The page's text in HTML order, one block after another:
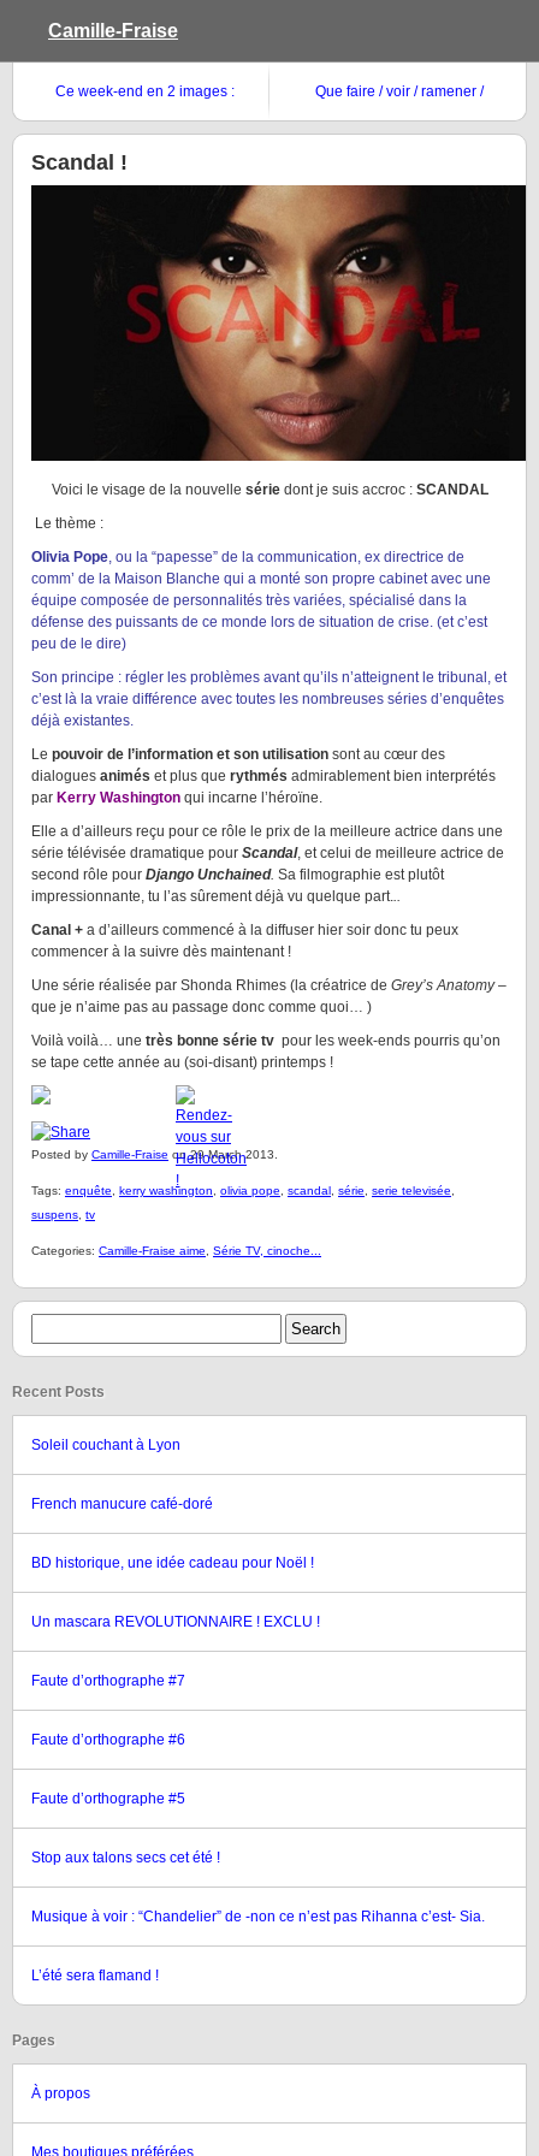
Camille-Fraise
Ce week-end en 2 images :
Que faire / voir / ramener /
Scandal !
Voici le visage de la nouvelle sériedont je suis accroc : SCANDAL
Le thème :
Olivia Pope, ou la “papesse” de la communication, ex directrice de
comm’ de la Maison Blanche qui a monté son propre cabinet avec une
équipe composée de personnalités très variées, spécialisé dans la
défense des puissants de ce monde lors de situation de crise. (et c’est
peu de le dire)
Son principe : régler les problèmes avant qu’ils n’atteignent le tribunal, et
c’est là la vraie différence avec toutes les nombreuses séries d’enquêtes
déjà existantes.
Le pouvoir de l’information et son utilisation sont au cœur des
dialogues animés et plus que rythmés admirablement bien interprétés
par Kerry Washington qui incarne l’héroïne.
Elle a d’ailleurs reçu pour ce rôle le prix de la meilleure actrice dans une
série télévisée dramatique pour Scandal, et celui de meilleure actrice de
second rôle pour Django Unchained. Sa filmographie est plutôt
impressionnante, tu l’as sûrement déjà vu quelque part...
Canal + a d’ailleurs commencé à la diffuser hier soir donc tu peux
commencer à la suivre dès maintenant !
Une série réalisée par Shonda Rhimes (la créatrice de Grey’s Anatomy–
que je n’aime pas au passage donc comme quoi… )
Voilà voilà… une très bonne série tv pour les week-ends pourris qu’on
se tape cette année au (soi-disant) printemps !
Posted by Camille-Fraise on 29 March 2013.
Tags: enquête kerry washington olivia pope scandal série serie televisée
suspens tv
Categories: Camille-Fraise aime Série TV, cinoche...
Recent Posts
Soleil couchant à Lyon
French manucure café-doré
BD historique, une idée cadeau pour Noël !
Un mascara REVOLUTIONNAIRE ! EXCLU !
Faute d’orthographe #7
Faute d’orthographe #6
Faute d’orthographe #5
Stop aux talons secs cet été !
Musique à voir : “Chandelier” de -non ce n’est pas Rihanna c’est- Sia.
L’été sera flamand !
Pages
À propos
Mes boutiques préférées